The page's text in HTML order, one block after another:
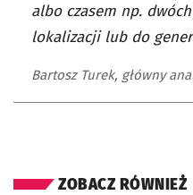
albo czasem np.
lokalizacji lub do
Bartosz Turek, główny
ZOBACZ RÓWNIEŻ